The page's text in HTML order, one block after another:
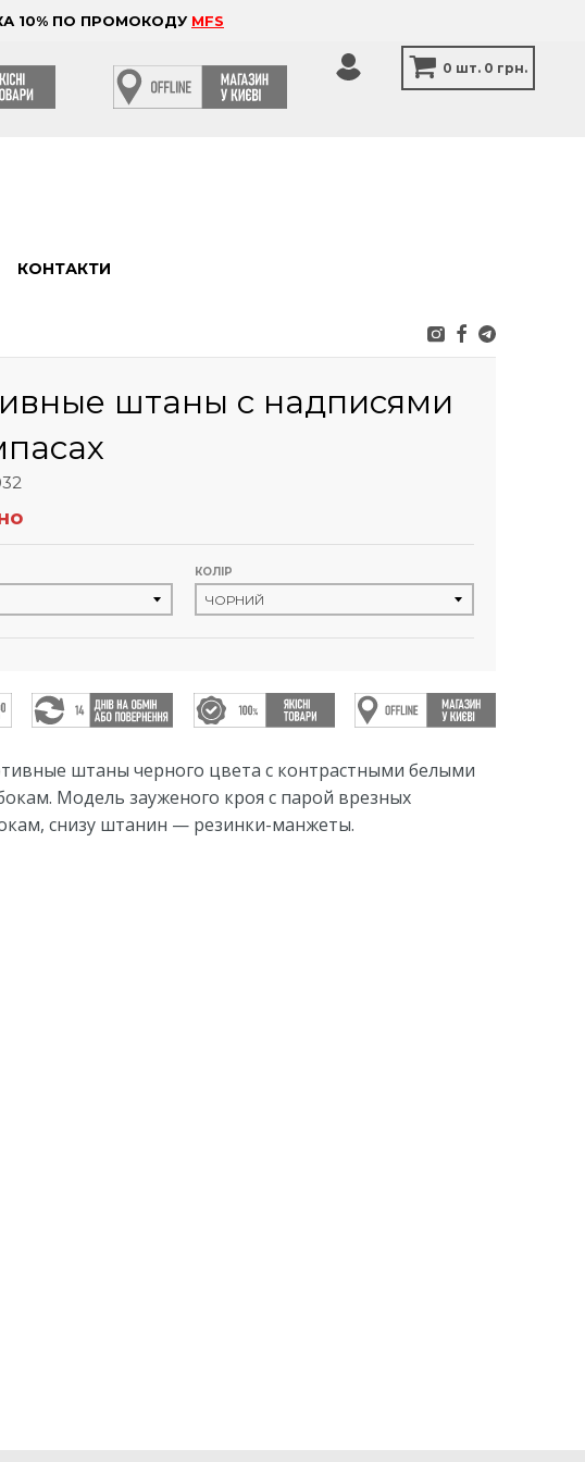
10% ПО ПРОМОКОДУ MFS
0 шт. 0 грн.
КОНТАКТИ
штаны с надписями
КОЛІР
штаны черного цвета с контрастными белыми
Модель зауженого кроя с парой врезных
снизу штанин — резинки-манжеты.